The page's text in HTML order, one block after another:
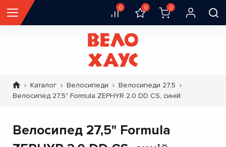
0 0 0
Рядок
навіґації
Каталог Велосипеди
Велосипеди 27,5
Велосипед 27,5" Formula ZEPHYR 2.0 DD CS, синій
Велосипед 27,5" Formula